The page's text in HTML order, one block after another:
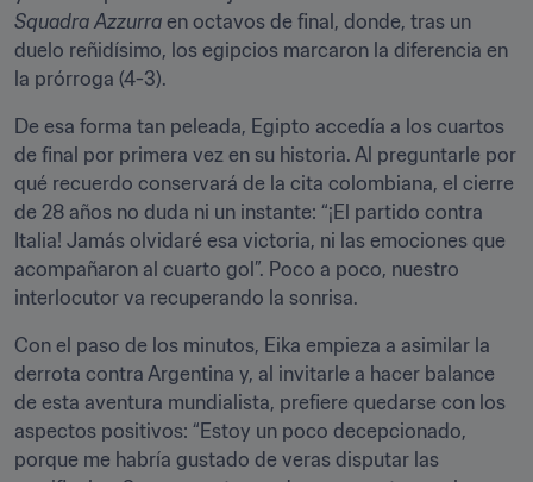
Squadra Azzurra en octavos de final, donde, tras un
duelo reñidísimo, los egipcios marcaron la diferencia en
la prórroga (4-3).
De esa forma tan peleada, Egipto accedía a los cuartos
de final por primera vez en su historia. Al preguntarle por
qué recuerdo conservará de la cita colombiana, el cierre
de 28 años no duda ni un instante: “¡El partido contra
Italia! Jamás olvidaré esa victoria, ni las emociones que
acompañaron al cuarto gol”. Poco a poco, nuestro
interlocutor va recuperando la sonrisa.
Con el paso de los minutos, Eika empieza a asimilar la
derrota contra Argentina y, al invitarle a hacer balance
de esta aventura mundialista, prefiere quedarse con los
aspectos positivos: “Estoy un poco decepcionado,
porque me habría gustado de veras disputar las